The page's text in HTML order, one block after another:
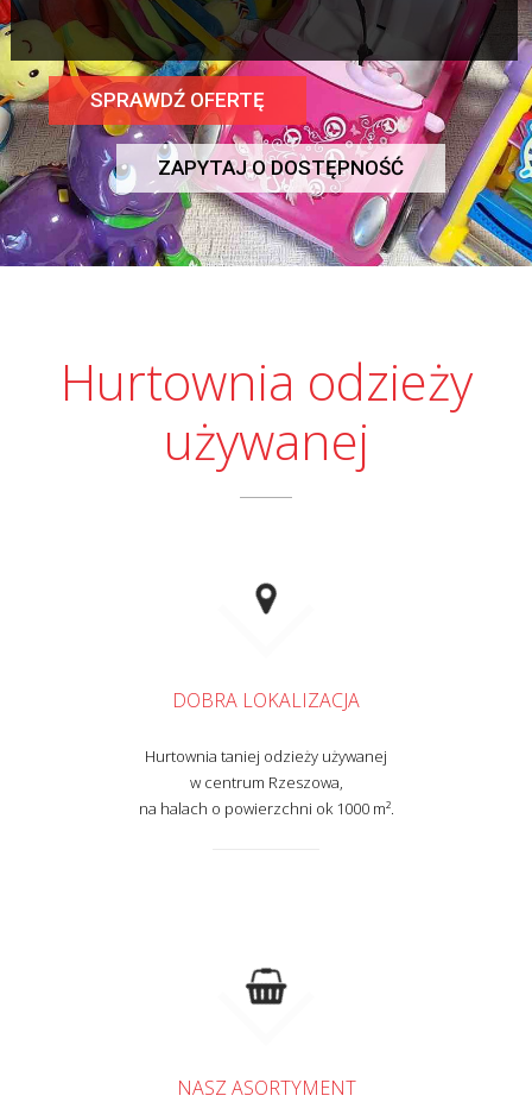
SPRAWDŹ OFERTĘ
ZAPYTAJ O DOSTĘPNOŚĆ
Hurtownia odzieży
używanej
DOBRA LOKALIZACJA
Hurtownia taniej odzieży używanej
w centrum Rzeszowa,
na halach o powierzchni ok 1000 m².
NASZ ASORTYMENT